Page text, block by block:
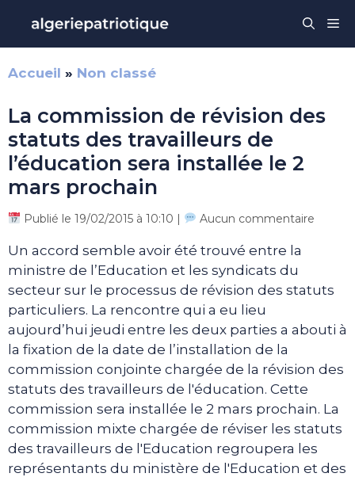
contenu
Accueil » Non classé
La commission de révision des
statuts des travailleurs de
l’éducation sera installée le 2
mars prochain
Publié le 19/02/2015 à 10:10 | Aucun commentaire
Un accord semble avoir été trouvé entre la
ministre de l’Education et les syndicats du
secteur sur le processus de révision des statuts
particuliers. La rencontre qui a eu lieu
aujourd’hui jeudi entre les deux parties a abouti à
la fixation de la date de l’installation de la
commission conjointe chargée de la révision des
statuts des travailleurs de l'éducation. Cette
commission sera installée le 2 mars prochain. La
commission mixte chargée de réviser les statuts
des travailleurs de l'Education regroupera les
représentants du ministère de l'Education et des